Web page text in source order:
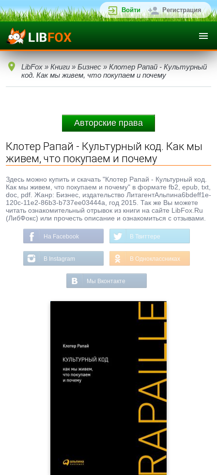
Войти Регистрация
LibFox » Книги » Бизнес » Клотер Рапай - Культурный
код. Как мы живем, что покупаем и почему
Авторские права
Клотер Рапай - Культурный код. Как мы
живем, что покупаем и почему
Здесь можно купить и скачать "Клотер Рапай - Культурный код.
Как мы живем, что покупаем и почему" в формате fb2, epub, txt,
doc, pdf. Жанр: Бизнес, издательство ЛитагентАльпина6bdeff1e-
120c-11e2-86b3-b737ee03444a, год 2015. Так же Вы можете
читать ознакомительный отрывок из книги на сайте LibFox.Ru
(ЛибФокс) или прочесть описание и ознакомиться с отзывами.
На Facebook В Твиттере
В Instagram В Одноклассниках
Мы Вконтакте